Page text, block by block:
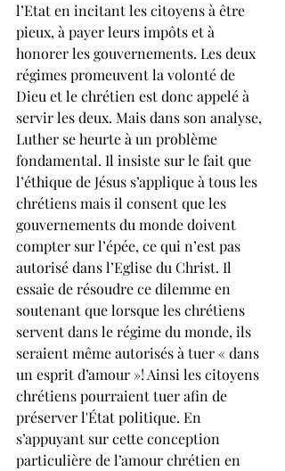
l’Etat en incitant les citoyens à être
pieux, à payer leurs impôts et à
honorer les gouvernements. Les deux
régimes promeuvent la volonté de
Dieu et le chrétien est donc appelé à
servir les deux. Mais dans son analyse,
Luther se heurte à un problème
fondamental. Il insiste sur le fait que
l’éthique de Jésus s’applique à tous les
chrétiens mais il consent que les
gouvernements du monde doivent
compter sur l’épée, ce qui n’est pas
autorisé dans l’Eglise du Christ. Il
essaie de résoudre ce dilemme en
soutenant que lorsque les chrétiens
servent dans le régime du monde, ils
seraient même autorisés à tuer « dans
un esprit d’amour »! Ainsi les citoyens
chrétiens pourraient tuer afin de
préserver l'État politique. En
s’appuyant sur cette conception
particulière de l’amour chrétien en